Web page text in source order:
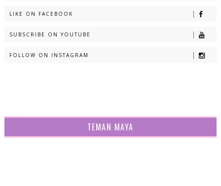
LIKE ON FACEBOOK
SUBSCRIBE ON YOUTUBE
FOLLOW ON INSTAGRAM
TEMAN MAYA